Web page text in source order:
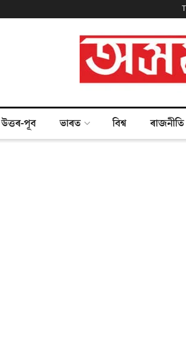
উত্তৰ-পূব ভাৰত বিশ্ব ৰাজনীতি